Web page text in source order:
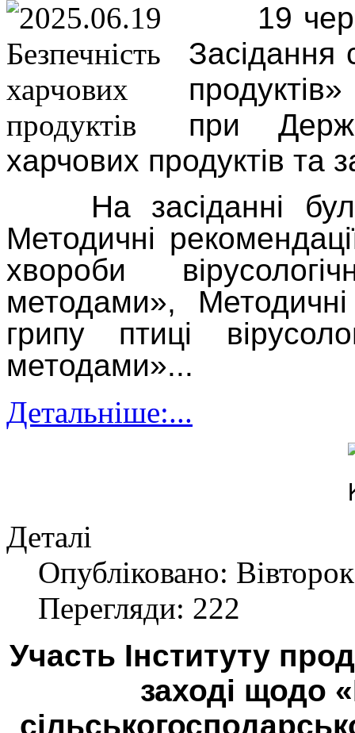
19
Засідання
при
харчових продуктів та
На засіданні
Методичні
хвороби
методами», Методичні
грипу птиці
методами»...
Детальніше:...
Деталі
Опубліковано:
Перегляди: 222
Участь Інституту
заході щодо